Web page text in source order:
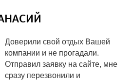
Доверили свой отдых Вашей
компании и не прогадали.
Отправил заявку на сайте, мне
сразу перезвонили и